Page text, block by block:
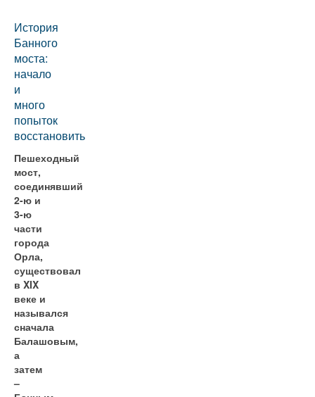
История
Банного
моста:
начало
и
много
попыток
восстановить
Пешеходный
мост,
соединявший
2-ю и
3-ю
части
города
Орла,
существовал
в XIX
веке и
назывался
сначала
Балашовым,
а
затем
–